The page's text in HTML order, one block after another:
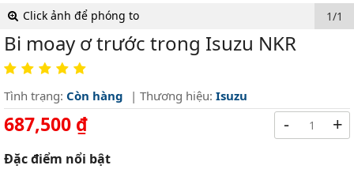
Click ảnh để phóng to 1/1
Bi moay ơ trước trong Isuzu NKR
Tình trạng: Còn hàng | Thương hiệu: Isuzu
687,500 ₫
Đặc điểm nổi bật
- +